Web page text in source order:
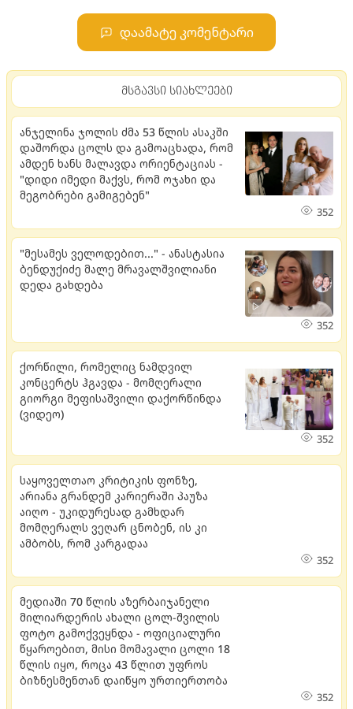
დაამატე კომენტარი
მსგავსი სიახლეები
ანჯელინა ჯოლის ძმა 53 წლის ასაკში
დაშორდა ცოლს და გამოაცხადა, რომ
ამდენ ხანს მალავდა ორიენტაციას -
"დიდი იმედი მაქვს, რომ ოჯახი და
მეგობრები გამიგებენ"
352
"მესამეს ველოდებით..." - ანასტასია
ბენდუქიძე მალე მრავალშვილიანი
დედა გახდება
352
ქორწილი, რომელიც ნამდვილ
კონცერტს ჰგავდა - მომღერალი
გიორგი მეფისაშვილი დაქორწინდა
(ვიდეო)
352
საყოველთაო კრიტიკის ფონზე,
არიანა გრანდემ კარიერაში პაუზა
აიღო - უკიდურესად გამხდარ
მომღერალს ვეღარ ცნობენ, ის კი
ამბობს, რომ კარგადაა
352
მედიაში 70 წლის აზერბაიჯანელი
მილიარდერის ახალი ცოლ-შვილის
ფოტო გამოქვეყნდა - ოფიციალური
წყაროებით, მისი მომავალი ცოლი 18
წლის იყო, როცა 43 წლით უფროს
ბიზნესმენთან დაიწყო ურთიერთობა
352